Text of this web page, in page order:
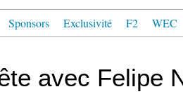
Sponsors Exclusivité F2 WEC
avec Felipe